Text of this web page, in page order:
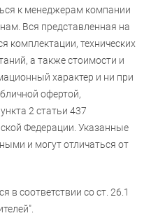
к менеджерам компании
Вся представленная на
комплектации, технических
а также стоимости и
характер и ни при
офертой,
2 статьи 437
Федерации. Указанные
и могут отличаться от
в соответствии со ст. 26.1